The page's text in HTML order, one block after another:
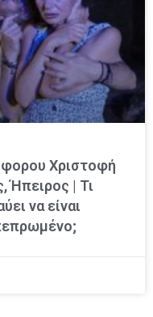
Χριστοφή
Ήπειρος | Τι
να είναι